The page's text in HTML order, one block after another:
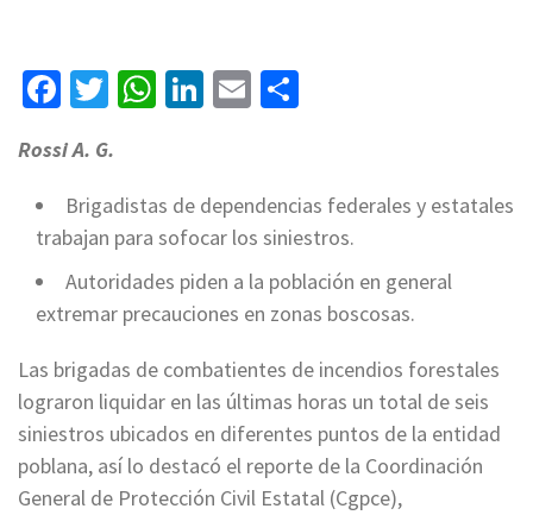
Facebook
Twitter
WhatsApp
LinkedIn
Email
Rossi A. G.
Brigadistas de dependencias federales y estatales
trabajan para sofocar los siniestros.
Autoridades piden a la población en general
extremar precauciones en zonas boscosas.
Las brigadas de combatientes de incendios forestales
lograron liquidar en las últimas horas un total de seis
siniestros ubicados en diferentes puntos de la entidad
poblana, así lo destacó el reporte de la Coordinación
General de Protección Civil Estatal (Cgpce),